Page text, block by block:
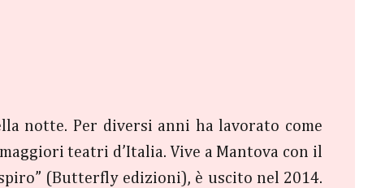
notte. Per diversi anni ha lavorato come
teatri d’Italia. Vive a Mantova con il
(Butterfly edizioni), è uscito nel 2014.